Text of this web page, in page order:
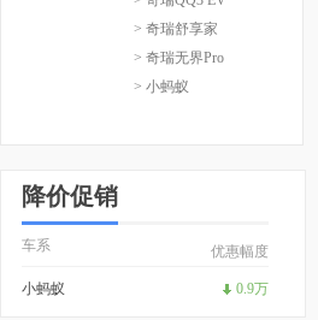
> 奇瑞舒享家
> 奇瑞无界Pro
> 小蚂蚁
降价促销
车系 优惠幅度
小蚂蚁 0.9万